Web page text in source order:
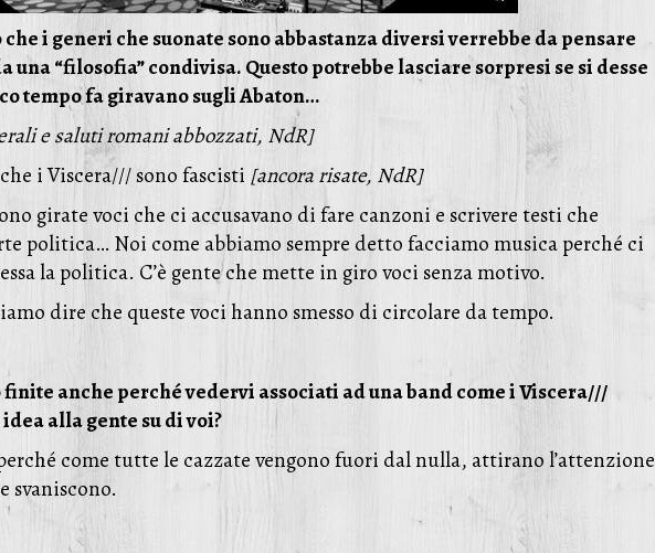
i generi che suonate sono abbastanza diversi verrebbe da pensare
una “filosofia” condivisa. Questo potrebbe lasciare sorpresi se si desse
tempo fa giravano sugli Abaton…
e saluti romani abbozzati, NdR]
i Viscera/// sono fascisti [ancora risate, NdR]
girate voci che ci accusavano di fare canzoni e scrivere testi che
politica… Noi come abbiamo sempre detto facciamo musica perché ci
la politica. C’è gente che mette in giro voci senza motivo.
dire che queste voci hanno smesso di circolare da tempo.
finite anche perché vedervi associati ad una band come i Viscera///
alla gente su di voi?
come tutte le cazzate vengono fuori dal nulla, attirano l’attenzione
svaniscono.